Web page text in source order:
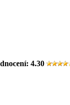
4.30